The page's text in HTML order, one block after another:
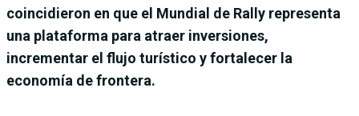
coincidieron en que el Mundial de Rally representa
una plataforma para atraer inversiones,
incrementar el flujo turístico y fortalecer la
economía de frontera.